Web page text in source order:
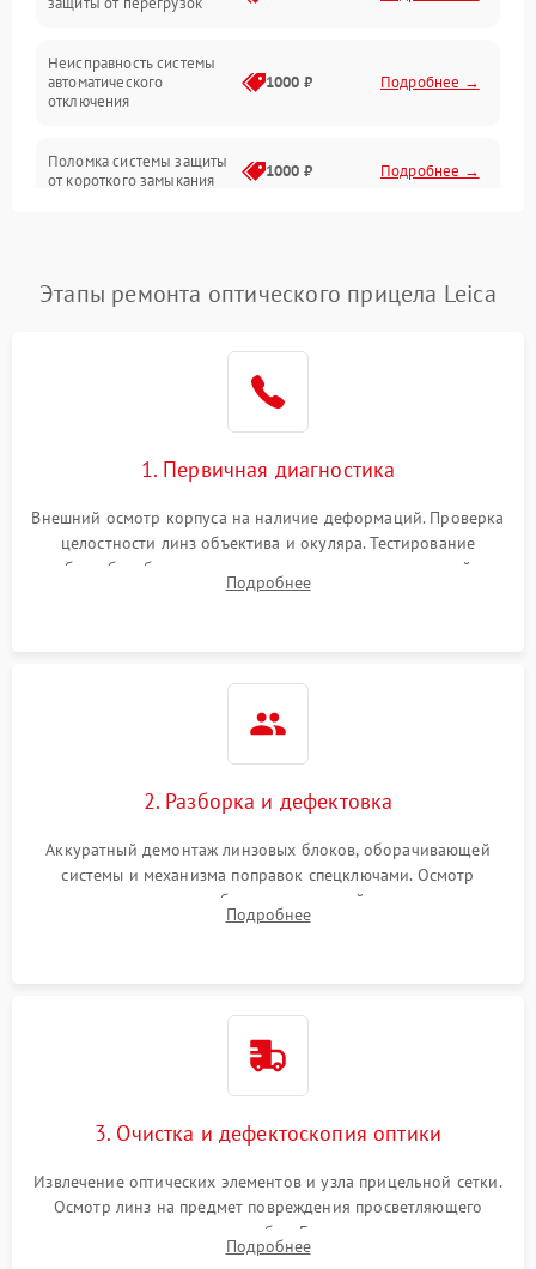
Электропитание
Механика
Корпус/Герметичность
Неисправность системы
автоматического
отключения
1000 ₽ Подробнее →
Поломка системы защиты
от короткого замыкания
1000 ₽ Подробнее →
1000 ₽
защиты от перегрева
Поломка системы защиты
1000 ₽
Этапы ремонта оптического прицела Leica
1. Первичная диагностика
Внешний осмотр корпуса на наличие деформаций. Проверка
целостности линз объектива и окуляра. Тестирование
работы барабанчиков ввода поправок, кольца отстройки
параллакса и зума. Выявление сколов, внутренних
Подробнее
2. Разборка и дефектовка
Аккуратный демонтаж линзовых блоков, оборачивающей
системы и механизма поправок спецключами. Осмотр
внутренних резьбовых соединений, пружин и
уплотнительных колец. Поиск причин люфта, смещения
Подробнее
3. Очистка и дефектоскопия оптики
Извлечение оптических элементов и узла прицельной сетки.
Осмотр линз на предмет повреждения просветляющего
покрытия или появления грибка. Бережная очистка стекол
спецрастворами. Проверка целостности гравированной
Подробнее